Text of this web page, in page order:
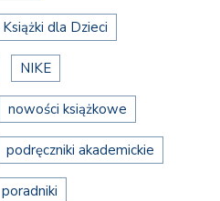
dla Dzieci
NIKE
nowości książkowe
podręczniki akademickie
poradniki